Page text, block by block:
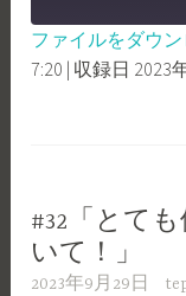
10
SHARE
ファイルをダウン
7:20 | 収録日 2023
#32「とて
いて！」
2023年9月29日